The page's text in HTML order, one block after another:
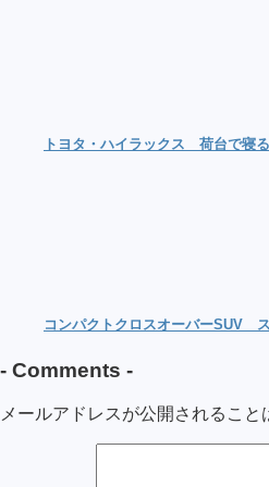
トヨタ・ハイラックス 荷台で寝
コンパクトクロスオーバーSUV
- Comments -
メールアドレスが公開されること